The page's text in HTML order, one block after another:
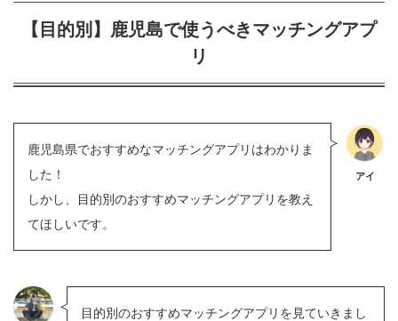
【目的別】鹿児島で使うべきマッチングアプ
リ
鹿児島県でおすすめなマッチングアプリはわかりま
した！
しかし、目的別のおすすめマッチングアプリを教え
てほしいです。
アイ
目的別のおすすめマッチングアプリを見ていきまし